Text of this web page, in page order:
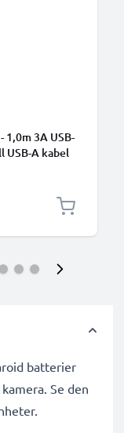
1,0m 3A USB-
USB-A kabel
batterier
Se den